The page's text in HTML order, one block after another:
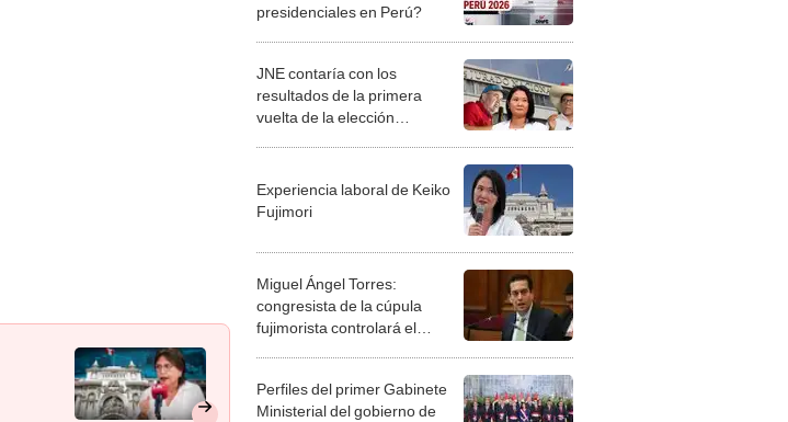
presidenciales en Perú?
JNE contaría con los
resultados de la primera
vuelta de la elección
Experiencia laboral de Keiko
Fujimori
Miguel Ángel Torres:
congresista de la cúpula
fujimorista controlará el
Perfiles del primer Gabinete
Ministerial del gobierno de